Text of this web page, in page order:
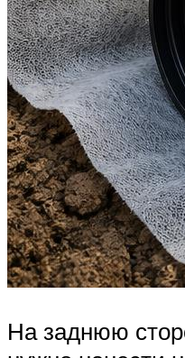
На заднюю